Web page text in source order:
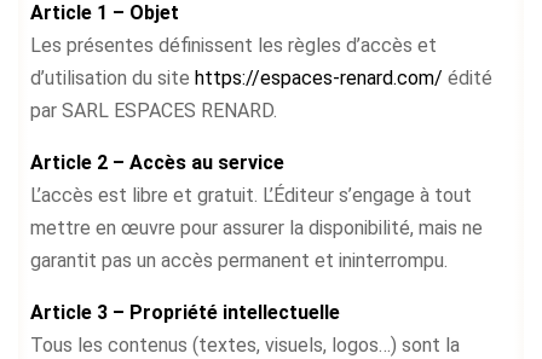
Article 1 – Objet
Les présentes définissent les règles d’accès et
d’utilisation du site https://espaces-renard.com/ édité
par SARL ESPACES RENARD.
Article 2 – Accès au service
L’accès est libre et gratuit. L’Éditeur s’engage à tout
mettre en œuvre pour assurer la disponibilité, mais ne
garantit pas un accès permanent et ininterrompu.
Article 3 – Propriété intellectuelle
Tous les contenus (textes, visuels, logos…) sont la